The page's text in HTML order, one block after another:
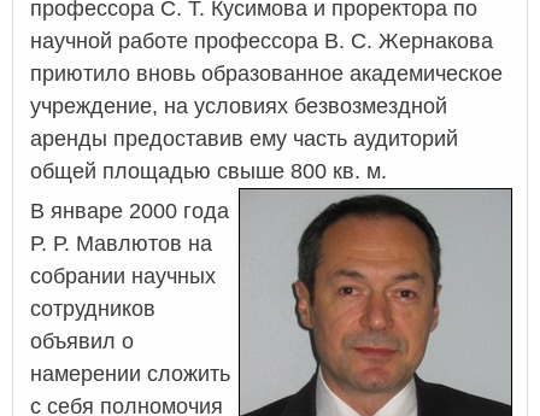
профессора С. Т. Кусимова и проректора по
научной работе профессора В. С. Жернакова
приютило вновь образованное академическое
учреждение, на условиях безвозмездной
аренды предоставив ему часть аудиторий
общей площадью свыше 800 кв. м.
В январе 2000 года
Р. Р. Мавлютов на
собрании научных
сотрудников
объявил о
намерении сложить
с себя полномочия